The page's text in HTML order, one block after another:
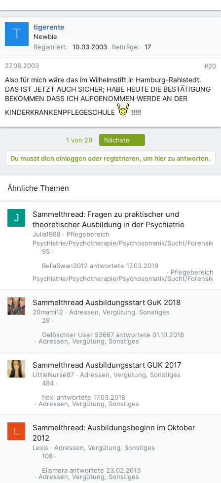
T tigerente
Newbie
Registriert
10.03.2003 Beiträge 17
27.08.2003 #20
Also für mich wäre das im Wilhelmstift in Hamburg-Rahlstedt.
DAS IST JETZT AUCH SICHER; HABE HEUTE DIE BESTÄTIGUNG
BEKOMMEN DASS ICH AUFGENOMMEN WERDE AN DER
KINDERKRANKENPFLEGESCHULE
!!!!!
1 von 29 Nächste
Du musst dich einloggen oder registrieren, um hier zu antworten.
Ähnliche Themen
J
n
t
Sammelthread: Fragen zu praktischer und
theoretischer Ausbildung in der Psychiatrie
Julia1988
Pflegebereich
Psychiatrie/Psychotherapie/Psychosomatik/Sucht/Forensik
95
Pflegebereich
Psychiatrie/Psychotherapie/Psychosomatik/Sucht/Forensik
17.03.2019
BellaSwan2012
Sammelthread Ausbildungsstart GuK 2018
20mami12
Adressen, Vergütung, Sonstiges
29
Adressen, Vergütung, Sonstiges
01.10.2018
Gelöschter User 53667
Sammelthread Ausbildungsstart GUK 2017
LittleNurse87
Adressen, Vergütung, Sonstiges
484
Adressen, Vergütung, Sonstiges
17.03.2018
flexi
L
Sammelthread: Ausbildungsbeginn im Oktober
2012
Lexis
Adressen, Vergütung, Sonstiges
108
Adressen, Vergütung, Sonstiges
23.02.2013
Elismera